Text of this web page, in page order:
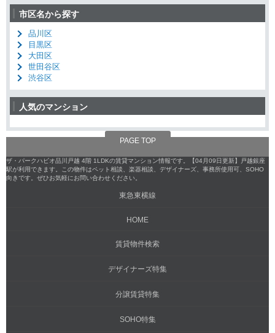
市区名から探す
品川区
目黒区
大田区
世田谷区
渋谷区
人気のマンション
PAGE TOP
ザ・パークハビオ品川戸越 4階 1LDKの賃貸マンション情報です。【04月09日更新】戸越銀座
駅が利用できます。この物件はペット相談、楽器相談、デザイナーズ、事務所使用可、SOHO
向きです。ぜひお気軽にお問い合わせください。
東急東横線
HOME
賃貸物件検索
デザイナーズ特集
分譲賃貸特集
SOHO特集